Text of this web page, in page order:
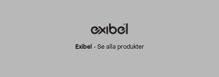
Exibel - Se alla produkter